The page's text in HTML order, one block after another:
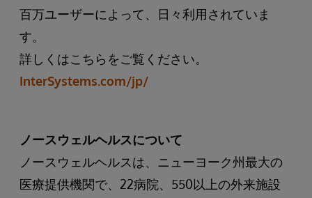
百万ユーザーによって、日々利用されていま
す。
詳しくはこちらをご覧ください。
InterSystems.com/jp/
ノースウェルヘルスについて
ノースウェルヘルスは、ニューヨーク州最大の
医療提供機関で、22病院、550以上の外来施設